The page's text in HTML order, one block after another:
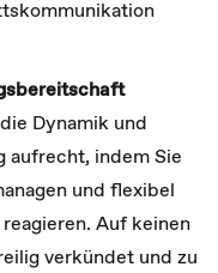
Dynamik und
aufrecht, indem Sie
und flexibel
Auf keinen
verkündet und zu